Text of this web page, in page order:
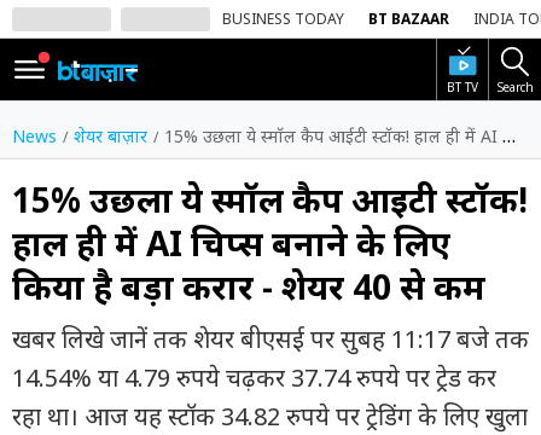
BUSINESS TODAY BT BAZAAR INDIA
BT TV Search
SIGN
IN
Dark
Mode
होम
शेयर
बाज़ार
वीडियो
ट्रेंडिंग
News शेयर बाज़ार 15% उछला ये स्मॉल कैप आईटी स्टॉक! हाल ही में AI चिप्स बनाने के लिए किया है बड़ा करार - शेयर ₹40 से कम
15% उछला ये स्मॉल कैप आईटी स्टॉक!
हाल ही में AI चिप्स बनाने के लिए
किया है बड़ा करार - शेयर ₹40 से कम
खबर लिखे जानें तक शेयर बीएसई पर सुबह 11:17 बजे तक
14.54% या 4.79 रुपये चढ़कर 37.74 रुपये पर ट्रेड कर
रहा था। आज यह स्टॉक 34.82 रुपये पर ट्रेडिंग के लिए खुला